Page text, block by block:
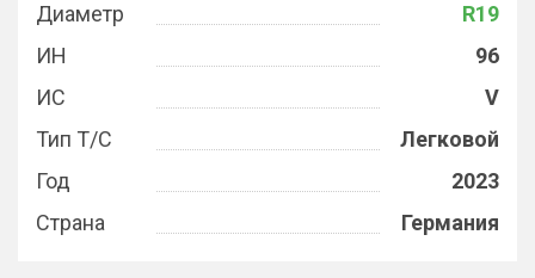
Диаметр
R19
ИН
96
ИС
V
Тип Т/С
Легковой
Год
2023
Страна
Германия